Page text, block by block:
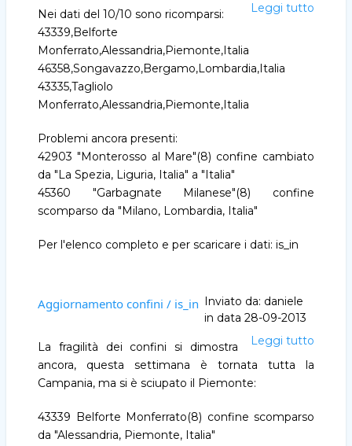
Leggi tutto
Nei dati del 10/10 sono ricomparsi:
43339,Belforte
Monferrato,Alessandria,Piemonte,Italia
46358,Songavazzo,Bergamo,Lombardia,Italia
43335,Tagliolo
Monferrato,Alessandria,Piemonte,Italia
Problemi ancora presenti:
42903 "Monterosso al Mare"(8) confine cambiato
da "La Spezia, Liguria, Italia" a "Italia"
45360 "Garbagnate Milanese"(8) confine
scomparso da "Milano, Lombardia, Italia"
Per l'elenco completo e per scaricare i dati: is_in
Aggiornamento confini / is_in Inviato da: daniele
in data 28-09-2013
Leggi tutto
La fragilità dei confini si dimostra
ancora, questa settimana è tornata tutta la
Campania, ma si è sciupato il Piemonte:
43339 Belforte Monferrato(8) confine scomparso
da "Alessandria, Piemonte, Italia"